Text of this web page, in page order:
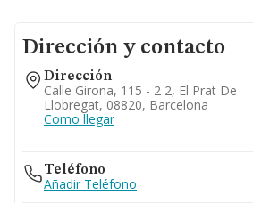
Dirección y contacto
Dirección
Calle Girona, 115 - 2 2, El Prat De
Llobregat, 08820, Barcelona
Como llegar
Teléfono
Añadir Teléfono